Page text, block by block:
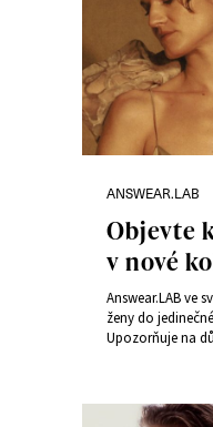
ANSWEAR.LAB
Objevte
v nové
Answear.LAB ve
ženy do
Upozorňuje na